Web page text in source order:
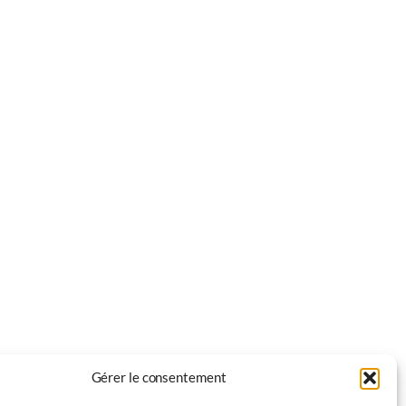
Gérer le consentement